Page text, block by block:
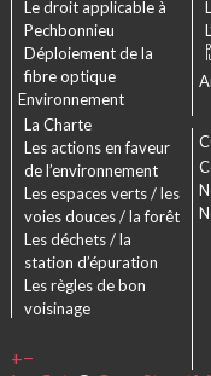
+−
Le droit applicable à
Pechbonnieu
Déploiement de la
fibre optique
Environnement
La Charte
Les actions en faveur
de l’environnement
Les espaces verts / les
voies douces / la forêt
Les déchets / la
station d’épuration
Les règles de bon
voisinage